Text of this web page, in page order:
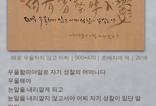
우울함이야말로 자기 성찰의 어머니다
우울해야
눈알을 내리깔게 되고
눈알을 내리깔지 않고서야 어찌 자기 성찰이 있단 말
때로 우울하지 않고 어찌 | 900×470 | 초배지에 먹 | 2018